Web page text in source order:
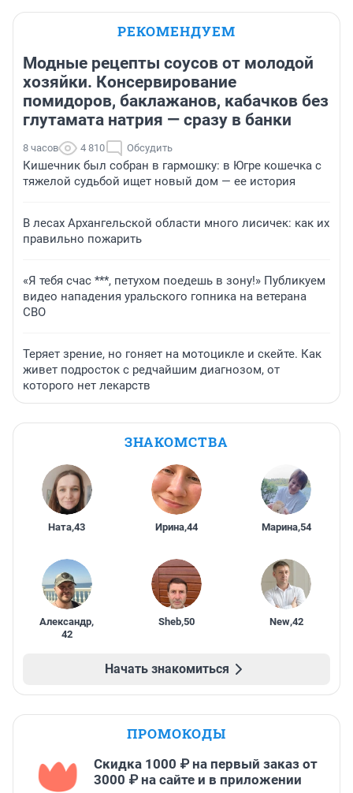
РЕКОМЕНДУЕМ
Модные рецепты соусов от молодой
хозяйки. Консервирование
помидоров, баклажанов, кабачков без
глутамата натрия — сразу в банки
8 часов 4 810 Обсудить
Кишечник был собран в гармошку: в Югре кошечка с
тяжелой судьбой ищет новый дом — ее история
В лесах Архангельской области много лисичек: как их
правильно пожарить
«Я тебя счас ***, петухом поедешь в зону!» Публикуем
видео нападения уральского гопника на ветерана
СВО
Теряет зрение, но гоняет на мотоцикле и скейте. Как
живет подросток с редчайшим диагнозом, от
которого нет лекарств
ЗНАКОМСТВА
Ната,43 Ирина,44 Марина,54
Александр,
42
Sheb,50 New,42
Начать знакомиться
ПРОМОКОДЫ
Скидка 1000 ₽ на первый заказ от
3000 ₽ на сайте и в приложении